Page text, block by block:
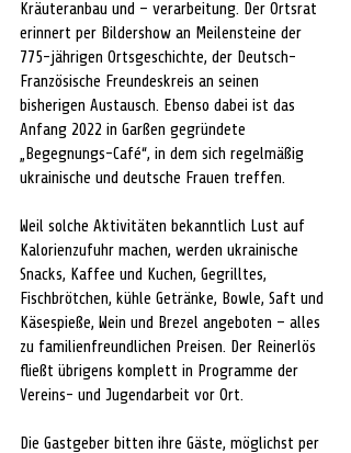
Kräuteranbau und – verarbeitung. Der Ortsrat
erinnert per Bildershow an Meilensteine der
775-jährigen Ortsgeschichte, der Deutsch-
Französische Freundeskreis an seinen
bisherigen Austausch. Ebenso dabei ist das
Anfang 2022 in Garßen gegründete
„Begegnungs-Café“, in dem sich regelmäßig
ukrainische und deutsche Frauen treffen.
Weil solche Aktivitäten bekanntlich Lust auf
Kalorienzufuhr machen, werden ukrainische
Snacks, Kaffee und Kuchen, Gegrilltes,
Fischbrötchen, kühle Getränke, Bowle, Saft und
Käsespieße, Wein und Brezel angeboten – alles
zu familienfreundlichen Preisen. Der Reinerlös
fließt übrigens komplett in Programme der
Vereins- und Jugendarbeit vor Ort.
Die Gastgeber bitten ihre Gäste, möglichst per